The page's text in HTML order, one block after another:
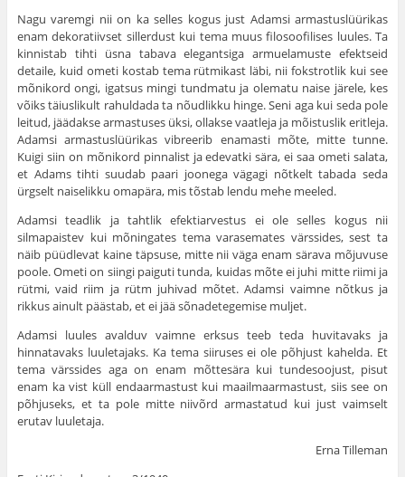
Nagu varemgi nii on ka selles kogus just Adamsi armastuslüürikas
enam dekoratiivset sillerdust kui tema muus filosoofilises luules. Ta
kinnistab tihti üsna tabava elegantsiga armuelamuste efektseid
detaile, kuid ometi kostab tema rütmikast läbi, nii fokstrotlik kui see
mõnikord ongi, igatsus mingi tundmatu ja olematu naise järele, kes
võiks täiuslikult rahuldada ta nõudlikku hinge. Seni aga kui seda pole
leitud, jäädakse armastuses üksi, ollakse vaatleja ja mõistuslik eritleja.
Adamsi armastuslüürikas vibreerib enamasti mõte, mitte tunne.
Kuigi siin on mõnikord pinnalist ja edevatki sära, ei saa ometi salata,
et Adams tihti suudab paari joonega vägagi nõtkelt tabada seda
ürgselt naiselikku omapära, mis tõstab lendu mehe meeled.
Adamsi teadlik ja tahtlik efektiarvestus ei ole selles kogus nii
silmapaistev kui mõningates tema varasemates värssides, sest ta
näib püüdlevat kaine täpsuse, mitte nii väga enam särava mõjuvuse
poole. Ometi on siingi paiguti tunda, kuidas mõte ei juhi mitte riimi ja
rütmi, vaid riim ja rütm juhivad mõtet. Adamsi vaimne nõtkus ja
rikkus ainult päästab, et ei jää sõnadetegemise muljet.
Adamsi luules avalduv vaimne erksus teeb teda huvitavaks ja
hinnatavaks luuletajaks. Ka tema siiruses ei ole põhjust kahelda. Et
tema värssides aga on enam mõttesära kui tundesoojust, pisut
enam ka vist küll endaarmastust kui maailmaarmastust, siis see on
põhjuseks, et ta pole mitte niivõrd armastatud kui just vaimselt
erutav luuletaja.
Erna Tilleman